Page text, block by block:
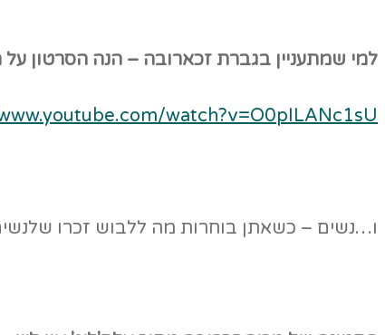
למי שמתעניין בגברת זכארובה – הנה הסרטון
watch?v=O0pILANc1sU
ו…נשים – כשאתן בוחרות מה ללבוש זכרו